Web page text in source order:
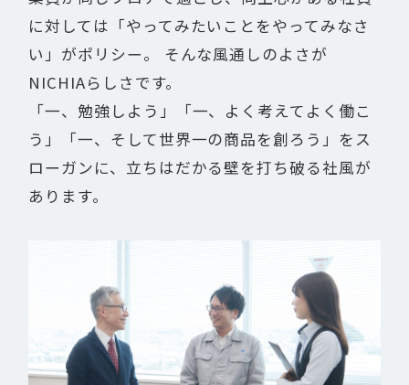
に対しては「やってみたいことをやってみなさ
い」がポリシー。 そんな風通しのよさが
NICHIAらしさです。
「一、勉強しよう」「一、よく考えてよく働こ
う」「一、そして世界一の商品を創ろう」をス
ローガンに、立ちはだかる壁を打ち破る社風が
あります。